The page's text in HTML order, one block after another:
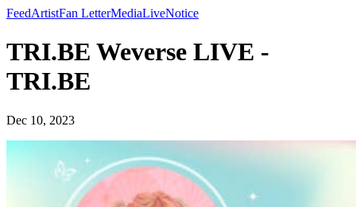
FeedArtistFan LetterMediaLiveNotice
TRI.BE Weverse LIVE -
TRI.BE
Dec 10, 2023